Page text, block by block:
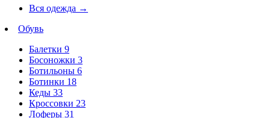
Вся одежда →
Обувь
Балетки 9
Босоножки 3
Ботильоны 6
Ботинки 18
Кеды 33
Кроссовки 23
Лоферы 31